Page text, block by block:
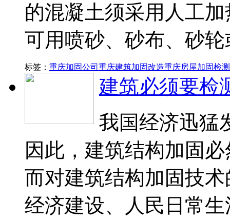
的混凝土须采用人工
可用喷砂、砂布、砂
标签： 重庆加固公司 重庆建筑加固改造重庆房屋加固检测
建筑必须要检
我国经济迅猛
因此，建筑结构加固
而对建筑结构加固技
经济建设、人民日常